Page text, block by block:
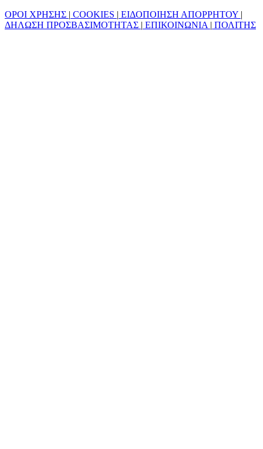
ΟΡΟΙ ΧΡΗΣΗΣ | COOKIES | ΕΙΔΟΠΟΙΗΣΗ ΑΠΟΡΡΗΤΟΥ |
ΔΗΛΩΣΗ ΠΡΟΣΒΑΣΙΜΟΤΗΤΑΣ | ΕΠΙΚΟΙΝΩΝΙΑ | ΠΟΛΙΤΗΣ